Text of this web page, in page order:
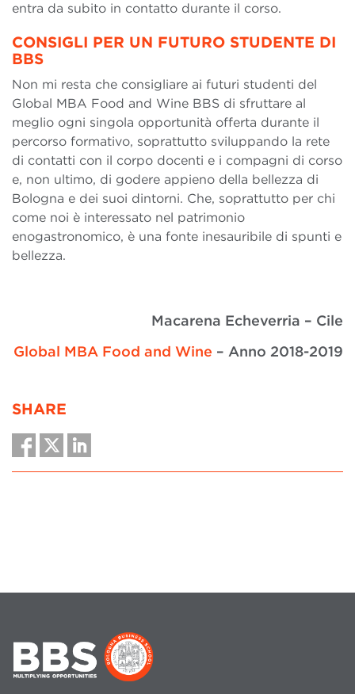
entra da subito in contatto durante il corso.
CONSIGLI PER UN FUTURO STUDENTE DI
BBS
Non mi resta che consigliare ai futuri studenti del
Global MBA Food and Wine BBS di sfruttare al
meglio ogni singola opportunità offerta durante il
percorso formativo, soprattutto sviluppando la rete
di contatti con il corpo docenti e i compagni di corso
e, non ultimo, di godere appieno della bellezza di
Bologna e dei suoi dintorni. Che, soprattutto per chi
come noi è interessato nel patrimonio
enogastronomico, è una fonte inesauribile di spunti e
bellezza.
Macarena Echeverria – Cile
Global MBA Food and Wine – Anno 2018-2019
SHARE